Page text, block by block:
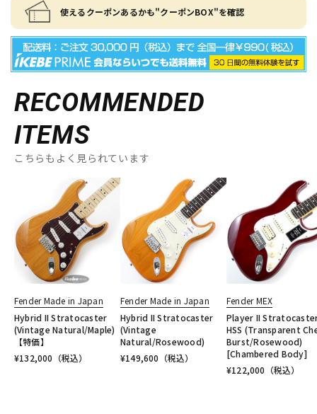
使えるクーポンあるかも"クーポンBOX"を確認
RECOMMENDED
ITEMS
こちらもよく見られています
Fender Made in Japan
Hybrid II Stratocaster
(Vintage Natural/Maple)
【特価】
¥132,000 （税込）
Fender Made in Japan
Hybrid II Stratocaster
(Vintage
Natural/Rosewood)
¥149,600 （税込）
Fender MEX
Player II
HSS (Transparent
Burst/Rosewood)
[Chambered Body]
¥122,000 （税込）